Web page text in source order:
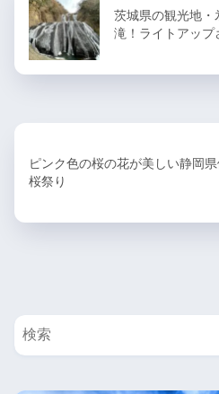
茨城県の観光地・
滝！ライトアップ
ピンク色の桜の花が美しい静岡
桜祭り